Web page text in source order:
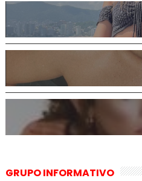
GRUPO INFORMATIVO